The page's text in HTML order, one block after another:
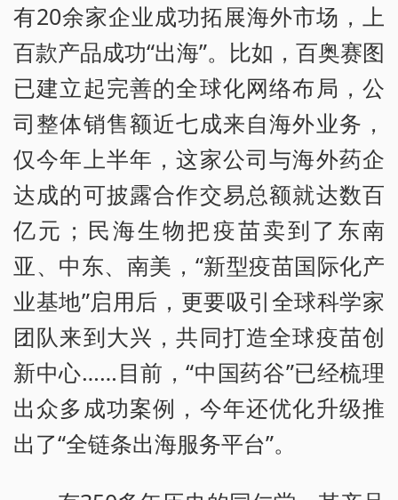
有20余家企业成功拓展海外市场，上
百款产品成功“出海”。比如，百奥赛图
已建立起完善的全球化网络布局，公
司整体销售额近七成来自海外业务，
仅今年上半年，这家公司与海外药企
达成的可披露合作交易总额就达数百
亿元；民海生物把疫苗卖到了东南
亚、中东、南美，“新型疫苗国际化产
业基地”启用后，更要吸引全球科学家
团队来到大兴，共同打造全球疫苗创
新中心……目前，“中国药谷”已经梳理
出众多成功案例，今年还优化升级推
出了“全链条出海服务平台”。